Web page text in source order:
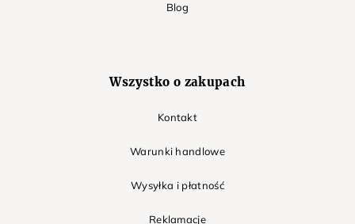
Blog
Wszystko o zakupach
Kontakt
Warunki handlowe
Wysyłka i płatność
Reklamacje